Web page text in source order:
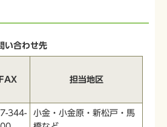
い合わせ先
FAX 担当地区
344-
小金・小金原・新松戸・馬